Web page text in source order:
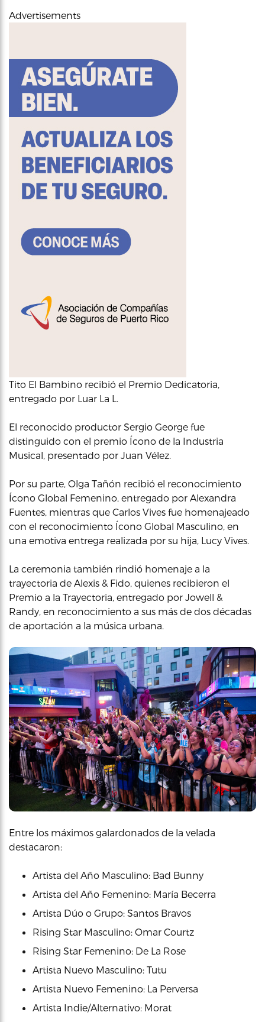
Advertisements
Tito El Bambino recibió el Premio Dedicatoria,
entregado por Luar La L.
El reconocido productor Sergio George fue
distinguido con el premio Ícono de la Industria
Musical, presentado por Juan Vélez.
Por su parte, Olga Tañón recibió el reconocimiento
Ícono Global Femenino, entregado por Alexandra
Fuentes, mientras que Carlos Vives fue homenajeado
con el reconocimiento Ícono Global Masculino, en
una emotiva entrega realizada por su hija, Lucy Vives.
La ceremonia también rindió homenaje a la
trayectoria de Alexis & Fido, quienes recibieron el
Premio a la Trayectoria, entregado por Jowell &
Randy, en reconocimiento a sus más de dos décadas
de aportación a la música urbana.
Entre los máximos galardonados de la velada
destacaron:
Artista del Año Masculino: Bad Bunny
Artista del Año Femenino: María Becerra
Artista Dúo o Grupo: Santos Bravos
Rising Star Masculino: Omar Courtz
Rising Star Femenino: De La Rose
Artista Nuevo Masculino: Tutu
Artista Nuevo Femenino: La Perversa
Artista Indie/Alternativo: Morat